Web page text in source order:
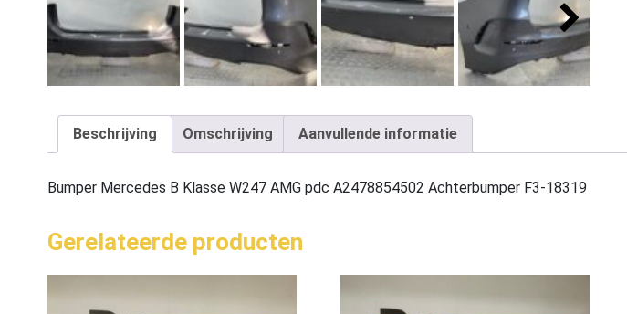
Beschrijving Omschrijving Aanvullende informatie
Bumper Mercedes B Klasse W247 AMG pdc A2478854502 Achterbumper F3-18319
Gerelateerde producten